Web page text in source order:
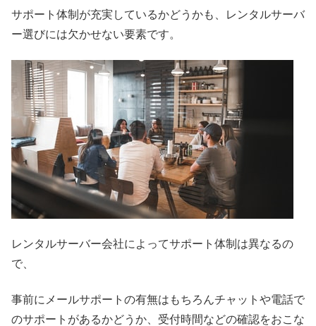
サポート体制が充実しているかどうかも、レンタルサーバ
ー選びには欠かせない要素です。
レンタルサーバー会社によってサポート体制は異なるの
で、
事前にメールサポートの有無はもちろんチャットや電話で
のサポートがあるかどうか、受付時間などの確認をおこな